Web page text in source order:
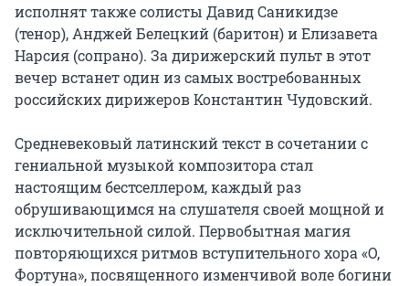
исполнят также солисты Давид Саникидзе
(тенор), Анджей Белецкий (баритон) и Елизавета
Нарсия (сопрано). За дирижерский пульт в этот
вечер встанет один из самых востребованных
российских дирижеров Константин Чудовский.
Средневековый латинский текст в сочетании с
гениальной музыкой композитора стал
настоящим бестселлером, каждый раз
обрушивающимся на слушателя своей мощной и
исключительной силой. Первобытная магия
повторяющихся ритмов вступительного хора «О,
Фортуна», посвященного изменчивой воле богини